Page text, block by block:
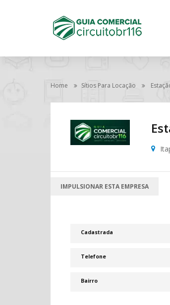
Home Sítios Para Locação
IMPULSIONAR ESTA EMPRESA
Cadastrada
Telefone
Bairro